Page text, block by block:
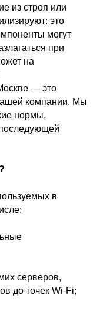
из строя или
это
могут
при
на
— это
компании. Мы
нормы,
в
серверов,
до точек Wi-Fi;